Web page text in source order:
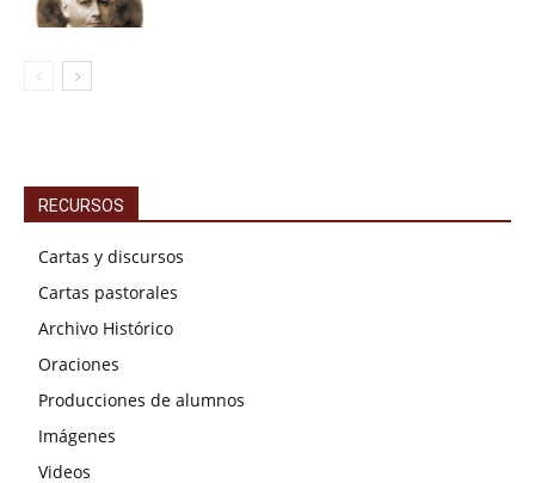
RECURSOS
Cartas y discursos
Cartas pastorales
Archivo Histórico
Oraciones
Producciones de alumnos
Imágenes
Videos